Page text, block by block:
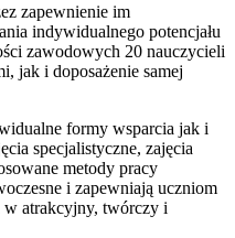
zapewnienie im
indywidualnego potencjału
zawodowych 20 nauczycieli
jak i doposażenie samej
formy wsparcia jak i
specjalistyczne, zajęcia
metody pracy
i zapewniają uczniom
atrakcyjny, twórczy i